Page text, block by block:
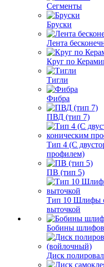
Сегменты
Бруски
Лента
Круг по
Тигли
Фибра
ПВД (тип 7)
Тип 4 (С
профилем)
ПВ (тип 5)
Тип 10 Шлифы
выточкой
Бобины
Диск